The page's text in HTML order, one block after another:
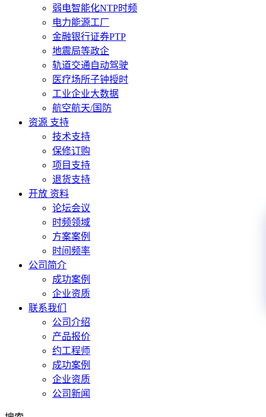
弱电智能化NTP时频
电力能源工厂
金融银行证券PTP
地震局等政企
轨道交通自动驾驶
医疗场所子钟授时
工业企业大数据
航空航天/国防
资源 支持
技术支持
保修订购
项目支持
退货支持
开放 资料
论坛会议
时频领域
方案案例
时间频率
公司简介
成功案例
企业资质
联系我们
公司介绍
产品报价
约工程师
成功案例
企业资质
公司新闻